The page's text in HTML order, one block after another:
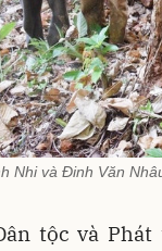
Nhi và Đinh Văn
tộc và